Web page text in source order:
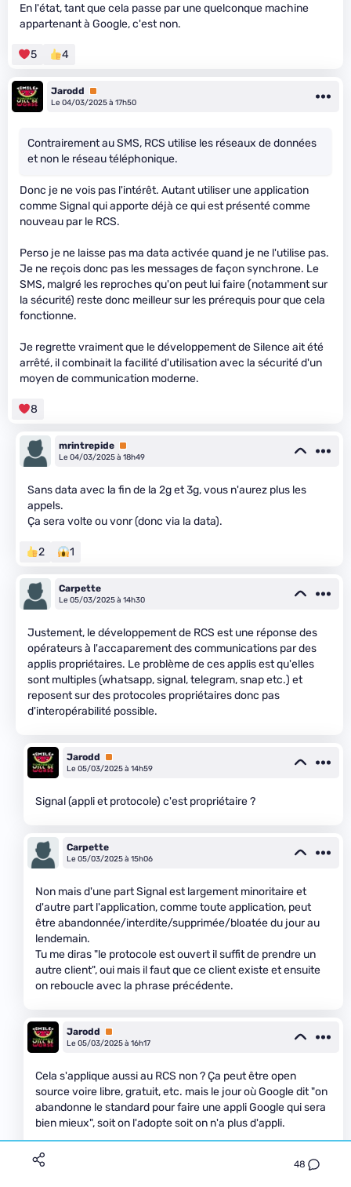
48
En l'état, tant que cela passe par une quelconque machine
appartenant à Google, c'est non.
5 4
Jarodd
Premium
Le 04/03/2025 à 17h50
Contrairement au SMS, RCS utilise les réseaux de données
et non le réseau téléphonique.
Donc je ne vois pas l'intérêt. Autant utiliser une application
comme Signal qui apporte déjà ce qui est présenté comme
nouveau par le RCS.
Perso je ne laisse pas ma data activée quand je ne l'utilise pas.
Je ne reçois donc pas les messages de façon synchrone. Le
SMS, malgré les reproches qu'on peut lui faire (notamment sur
la sécurité) reste donc meilleur sur les prérequis pour que cela
fonctionne.
Je regrette vraiment que le développement de Silence ait été
arrêté, il combinait la facilité d'utilisation avec la sécurité d'un
moyen de communication moderne.
8
mrintrepide Premium
Le 04/03/2025 à 18h49
Sans data avec la fin de la 2g et 3g, vous n'aurez plus les
appels.
Ça sera volte ou vonr (donc via la data).
2 1
Carpette
Le 05/03/2025 à 14h30
Justement, le développement de RCS est une réponse des
opérateurs à l'accaparement des communications par des
applis propriétaires. Le problème de ces applis est qu'elles
sont multiples (whatsapp, signal, telegram, snap etc.) et
reposent sur des protocoles propriétaires donc pas
d'interopérabilité possible.
Jarodd
Premium
Le 05/03/2025 à 14h59
Signal (appli et protocole) c'est propriétaire ?
Carpette
Le 05/03/2025 à 15h06
Non mais d'une part Signal est largement minoritaire et
d'autre part l'application, comme toute application, peut
être abandonnée/interdite/supprimée/bloatée du jour au
lendemain.
Tu me diras "le protocole est ouvert il suffit de prendre un
autre client", oui mais il faut que ce client existe et ensuite
on reboucle avec la phrase précédente.
Jarodd
Premium
Le 05/03/2025 à 16h17
Cela s'applique aussi au RCS non ? Ça peut être open
source voire libre, gratuit, etc. mais le jour où Google dit "on
abandonne le standard pour faire une appli Google qui sera
bien mieux", soit on l'adopte soit on n'a plus d'appli.